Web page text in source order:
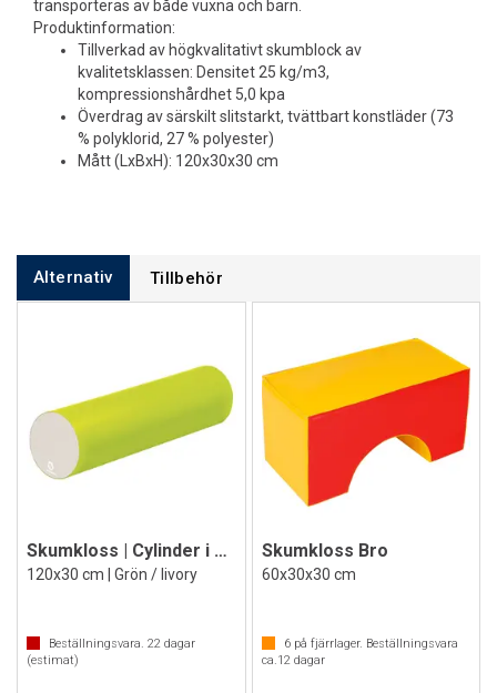
transporteras av både vuxna och barn.
Produktinformation:
Tillverkad av högkvalitativt skumblock av
kvalitetsklassen: Densitet 25 kg/m3,
kompressionshårdhet 5,0 kpa
Överdrag av särskilt slitstarkt, tvättbart konstläder (73
% polyklorid, 27 % polyester)
Mått (LxBxH): 120x30x30 cm
Alternativ Tillbehör
Skumkloss | Cylinder i skum
120x30 cm | Grön / Iivory
Beställningsvara. 22 dagar
(estimat)
Skumkloss Bro
60x30x30 cm
6på fjärrlager. Beställningsvara
ca.12dagar